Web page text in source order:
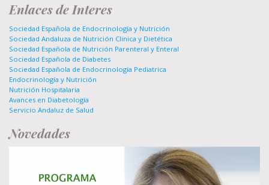
Enlaces de Interes
Sociedad Española de Endocrinología y Nutrición
Sociedad Andaluza de Nutrición Clinica y Dietética
Sociedad Española de Nutrición Parenteral y Enteral
Sociedad Española de Diabetes
Sociedad Española de Endocrinología Pediatrica
Endocrinología y Nutrición
Nutrición Hospitalaria
Avances en Diabetología
Servicio Andaluz de Salud
Novedades